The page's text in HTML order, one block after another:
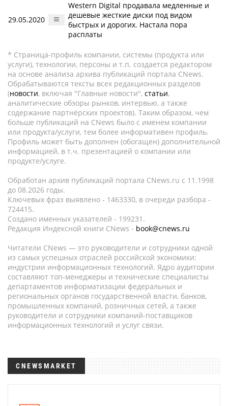
29.05.2020
Western Digital продавала медленные и
дешевые жесткие диски под видом
быстрых и дорогих. Настала пора
расплаты
* Страница-профиль компании, системы (продукта или
услуги), технологии, персоны и т.п. создается редактором
на основе анализа архива публикаций портала CNews.
Обрабатываются тексты всех редакционных разделов
(новости, включая "Главные новости", статьи,
аналитические обзоры рынков, интервью, а также
содержание партнёрских проектов). Таким образом, чем
больше публикаций на CNews было с именем компании
или продукта/услуги, тем более информативен профиль.
Профиль может быть дополнен (обогащен) дополнительной
информацией, в т.ч. презентацией о компании или
продукте/услуге.
Обработан архив публикаций портала CNews.ru c 11.1998
до 08.2026 годы.
Ключевых фраз выявлено - 1463330, в очереди разбора -
724415.
Создано именных указателей - 199231.
Редакция Индексной книги CNews - book@cnews.ru
Читатели CNews — это руководители и сотрудники одной
из самых успешных отраслей российской экономики:
индустрии информационных технологий. Ядро аудитории
составляют топ-менеджеры и технические специалисты
департаментов информатизации федеральных и
региональных органов государственной власти, банков,
промышленных компаний, розничных сетей, а также
руководители и сотрудники компаний-поставщиков
информационных технологий и услуг связи.
CNEWSMARKET